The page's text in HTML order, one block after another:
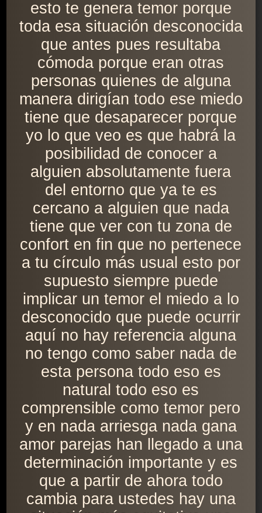
esto te genera temor porque
toda esa situación desconocida
que antes pues resultaba
cómoda porque eran otras
personas quienes de alguna
manera dirigían todo ese miedo
tiene que desaparecer porque
yo lo que veo es que habrá la
posibilidad de conocer a
alguien absolutamente fuera
del entorno que ya te es
cercano a alguien que nada
tiene que ver con tu zona de
confort en fin que no pertenece
a tu círculo más usual esto por
supuesto siempre puede
implicar un temor el miedo a lo
desconocido que puede ocurrir
aquí no hay referencia alguna
no tengo como saber nada de
esta persona todo eso es
natural todo eso es
comprensible como temor pero
y en nada arriesga nada gana
amor parejas han llegado a una
determinación importante y es
que a partir de ahora todo
cambia para ustedes hay una